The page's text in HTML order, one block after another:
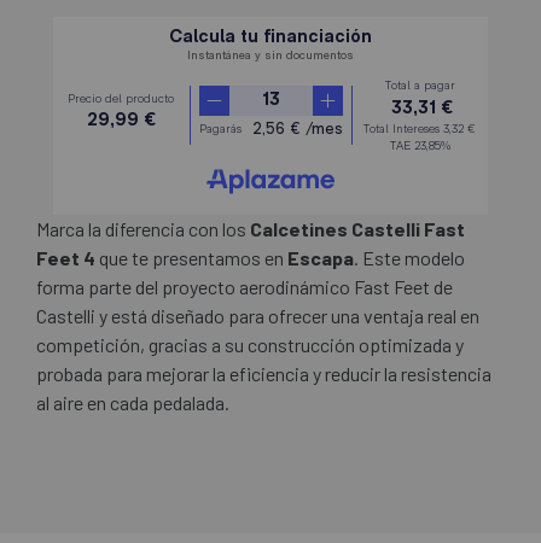
Marca la diferencia con los Calcetines Castelli Fast
Feet 4 que te presentamos en Escapa. Este modelo
forma parte del proyecto aerodinámico Fast Feet de
Castelli y está diseñado para ofrecer una ventaja real en
competición, gracias a su construcción optimizada y
probada para mejorar la eficiencia y reducir la resistencia
al aire en cada pedalada.